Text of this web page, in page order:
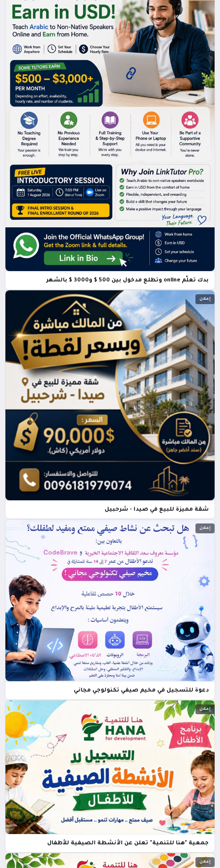
بدك تعلّم online وتطلع مدخول بين 500 $ و3000 $ بالشهر
إعلان
شقة مميزة للبيع في صيدا - شرحبيل
إعلان
دعوة للتسجيل في مخيم صيفي تكنولوجي مجاني
إعلان
جمعية "هنا للتنمية" تعلن عن الأنشطة الصيفية للأطفال
إعلان